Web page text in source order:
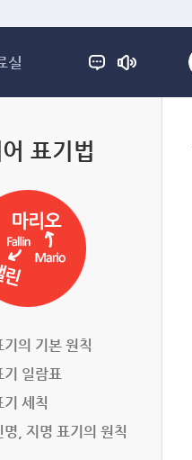
실
표기법
의 기본 원칙
일람표
세칙
, 지명 표기의 원칙